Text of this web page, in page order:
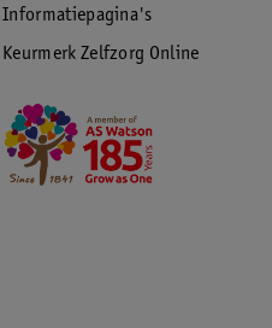
Informatiepagina's
Keurmerk Zelfzorg Online